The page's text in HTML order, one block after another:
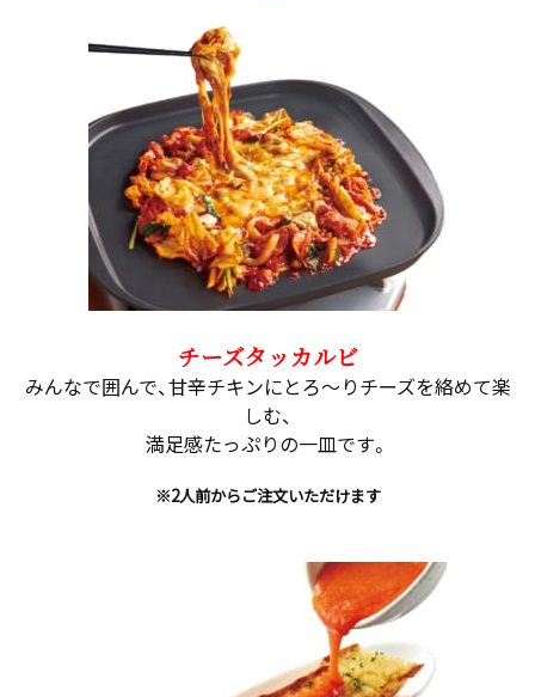
チーズタッカルビ
みんなで囲んで、甘辛チキンにとろ～りチーズを絡めて楽
しむ、
満足感たっぷりの一皿です。
※2人前からご注文いただけます